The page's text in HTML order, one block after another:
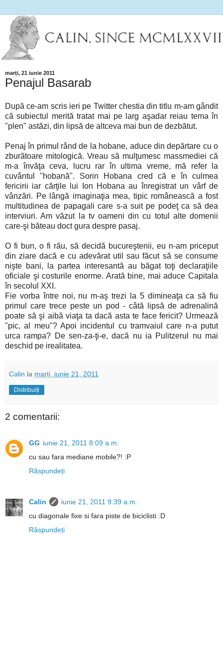
marți, 21 iunie 2011
Penajul Basarab
După ce-am scris ieri pe Twitter chestia din titlu m-am gândit
că subiectul merită tratat mai pe larg aşadar reiau tema în
"plen" astăzi, din lipsă de altceva mai bun de dezbătut.
Penaj în primul rând de la hobane, aduce din depărtare cu o
zburătoare mitologică. Vreau să mulţumesc massmediei că
m-a învăţa ceva, lucru rar în ultima vreme, mă refer la
cuvântul "hobană". Sorin Hobana cred că e în culmea
fericirii iar cărţile lui Ion Hobana au înregistrat un vârf de
vânzări. Pe lângă imaginaţia mea, tipic românească a fost
multitudinea de papagali care s-a suit pe podeţ ca să dea
interviuri. Am văzut la tv oameni din cu totul alte domenii
care-şi băteau doct gura despre pasaj.
O fi bun, o fi rău, să decidă bucureştenii, eu n-am priceput
din ziare dacă e cu adevărat util sau făcut să se consume
nişte bani, la partea interesantă au băgat toţi declaraţiile
oficiale şi costurile enorme. Arată bine, mai aduce Capitala
în secolul XXI.
Fie vorba între noi, nu m-aş trezi la 5 dimineaţa ca să fiu
primul care trece peste un pod - câtă lipsă de adrenalină
poate să şi aibă viaţa ta dacă asta te face fericit? Urmează
"pic, al meu"? Apoi incidentul cu tramvaiul care n-a putut
urca rampa? De sen-za-ţi-e, dacă nu ia Pulitzerul nu mai
deschid pe irealitatea.
Calin la marți, iunie 21, 2011
Distribuiți
2 comentarii:
GG iunie 21, 2011 8:09 a.m.
cu sau fara mediane mobile?! :P
Răspundeți
Calin
iunie 21, 2011 9:39 a.m.
cu diagonale fixe si fara piste de biciclisti :D
Răspundeți